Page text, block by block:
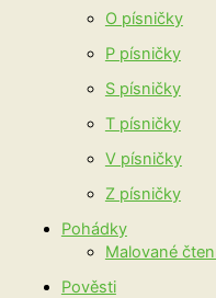
O písničky
P písničky
S písničky
T písničky
V písničky
Z písničky
Pohádky
Malované
Pověsti